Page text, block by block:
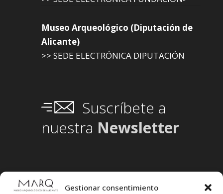
Gestionar consentimiento
Museo Arqueológico (Diputación de
Alicante)
>> SEDE ELECTRÓNICA DIPUTACIÓN
Suscríbete a
nuestra Newsletter